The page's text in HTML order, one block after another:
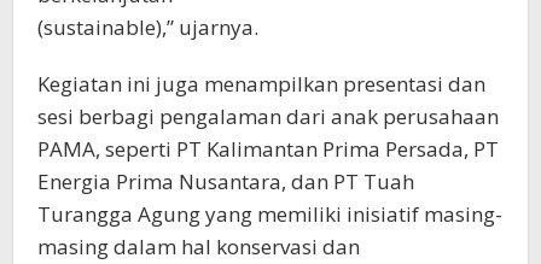
(sustainable),” ujarnya.
Kegiatan ini juga menampilkan presentasi dan
sesi berbagi pengalaman dari anak perusahaan
PAMA, seperti PT Kalimantan Prima Persada, PT
Energia Prima Nusantara, dan PT Tuah
Turangga Agung yang memiliki inisiatif masing-
masing dalam hal konservasi dan